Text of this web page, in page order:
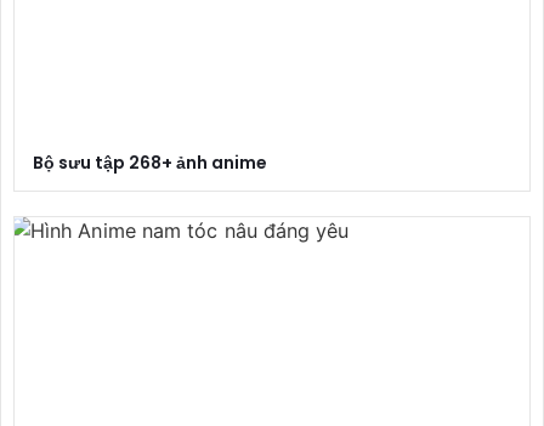
Bộ sưu tập 268+ ảnh anime